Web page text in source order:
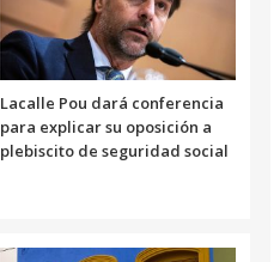
Lacalle Pou dará conferencia
para explicar su oposición a
plebiscito de seguridad social